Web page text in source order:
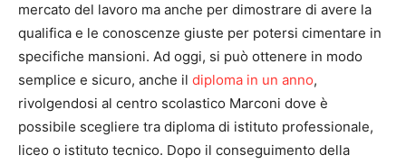
mercato del lavoro ma anche per dimostrare di avere la
qualifica e le conoscenze giuste per potersi cimentare in
specifiche mansioni. Ad oggi, si può ottenere in modo
semplice e sicuro, anche il diploma in un anno,
rivolgendosi al centro scolastico Marconi dove è
possibile scegliere tra diploma di istituto professionale,
liceo o istituto tecnico. Dopo il conseguimento della